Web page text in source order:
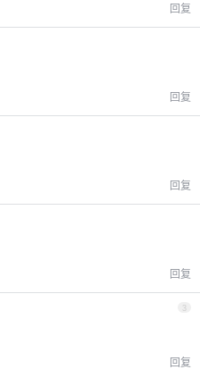
回复
回复
回复
回复
3
回复